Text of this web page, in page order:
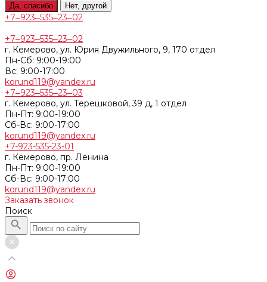
Да, спасибо Нет, другой
+7‒923‒535‒23‒02
+7‒923‒535‒23‒02
г. Кемерово, ул. Юрия Двужильного, 9, 170 отдел
Пн-Сб: 9:00-19:00
Вс: 9:00-17:00
korund119@yandex.ru
+7‒923‒535‒23‒03
г. Кемерово, ул. Терешковой, 39 д, 1 отдел
Пн-Пт: 9:00-19:00
Cб-Вс: 9:00-17:00
korund119@yandex.ru
+7-923-535-23-01
г. Кемерово, пр. Ленина
Пн-Пт: 9:00-19:00
Cб-Вс: 9:00-17:00
korund119@yandex.ru
Заказать звонок
Поиск